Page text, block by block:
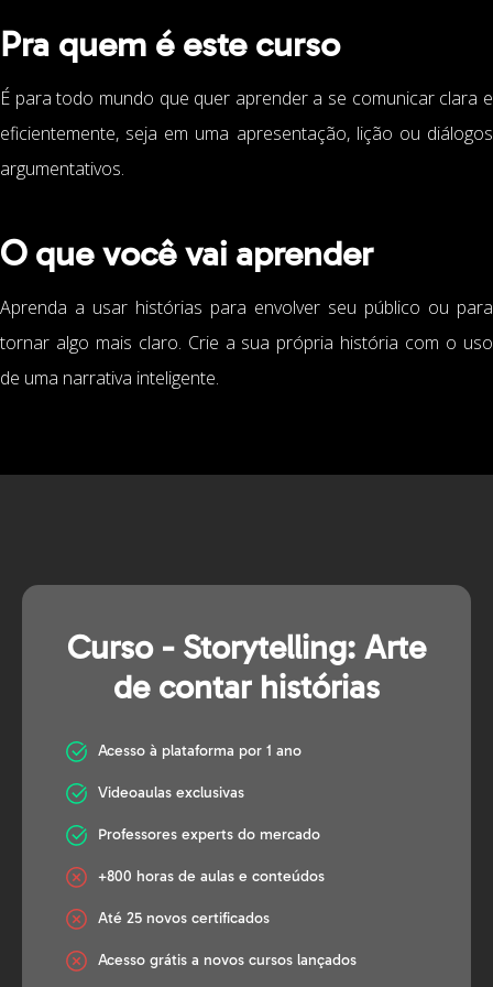
Pra quem é este curso
É para todo mundo que quer aprender a se comunicar clara e
eficientemente, seja em uma apresentação, lição ou diálogos
argumentativos.
O que você vai aprender
Aprenda a usar histórias para envolver seu público ou para
tornar algo mais claro. Crie a sua própria história com o uso
de uma narrativa inteligente.
Curso - Storytelling: Arte
de contar histórias
Acesso à plataforma por 1 ano
Videoaulas exclusivas
Professores experts do mercado
+800 horas de aulas e conteúdos
Até 25 novos certificados
Acesso grátis a novos cursos lançados